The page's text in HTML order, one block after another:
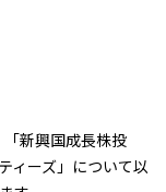
新興国成長株投
ィーズ」について以